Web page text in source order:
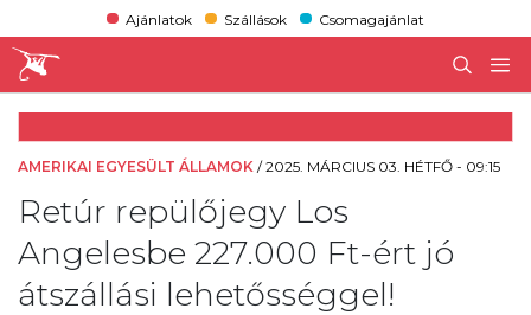
Ajánlatok Szállások Csomagajánlat
AMERIKAI EGYESÜLT ÁLLAMOK /2025. MÁRCIUS 03. HÉTFŐ - 09:15
Retúr repülőjegy Los
Angelesbe 227.000 Ft-ért jó
átszállási lehetősséggel!